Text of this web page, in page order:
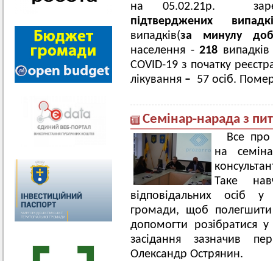
на 05.02.21р.
підтверджених
випадків(за минулу
населення - 218
COVID-19 з початку
лікування – 57 осіб.
Семінар-нарада з
Все про
на
Таке
відповідальних осіб у
громади, щоб полегшити
допомогти розібратися
засідання зазначив
Олександр Острянин.